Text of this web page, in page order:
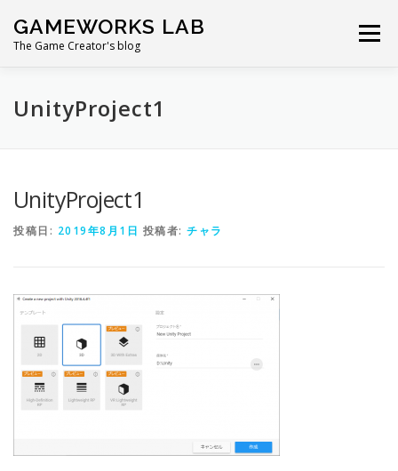
GAMEWORKS LAB
The Game Creator's blog
メニュー
UnityProject1
UnityProject1
投稿日: 2019年8月1日 投稿者: チャラ